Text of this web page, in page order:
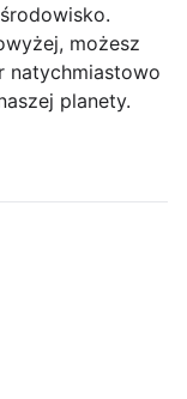
możesz
natychmiastowo
planety.